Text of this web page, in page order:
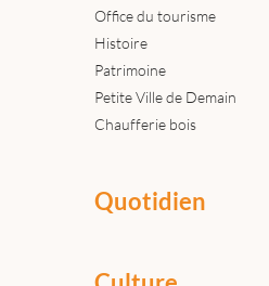
Office du tourisme
Histoire
Patrimoine
Petite Ville de Demain
Chaufferie bois
Quotidien